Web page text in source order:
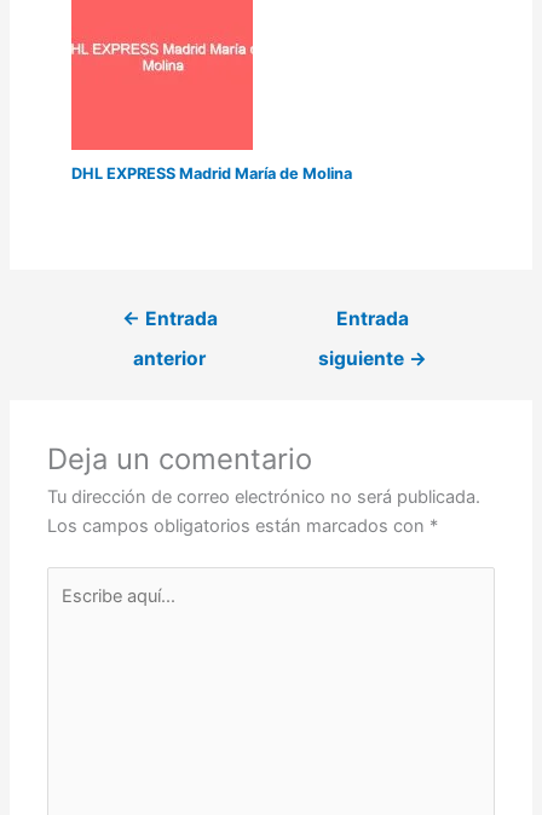
DHL EXPRESS Madrid María de Molina
← Entrada
anterior
Entrada
siguiente →
Deja un comentario
Tu dirección de correo electrónico no será publicada.
Los campos obligatorios están marcados con *
aquí...